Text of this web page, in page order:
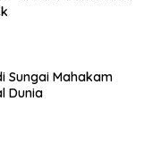
Sungai Mahakam
Dunia